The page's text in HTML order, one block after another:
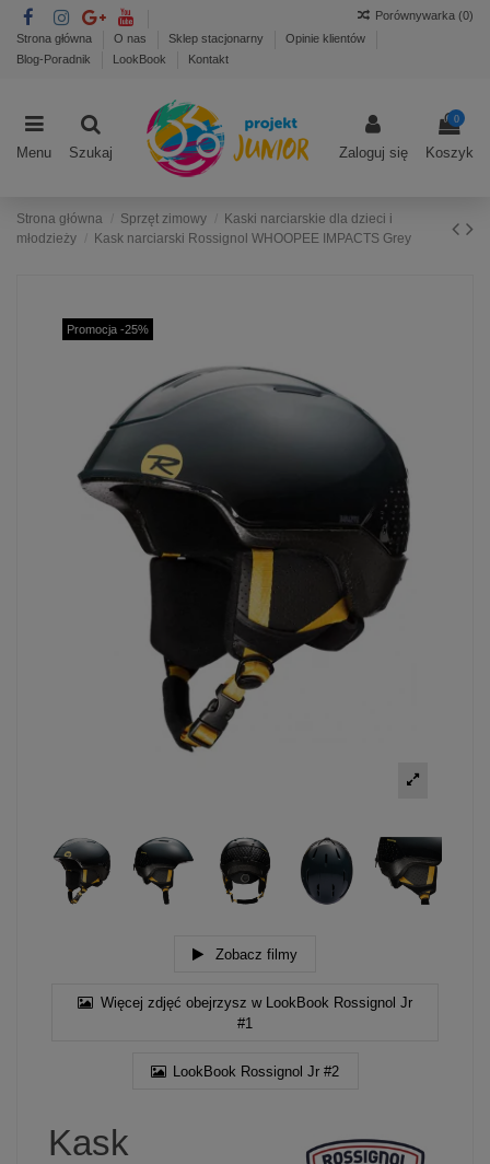
Strona główna O nas Sklep stacjonarny
Opinie klientów
Blog-Poradnik
LookBook Kontakt
Porównywarka (0)
Menu Szukaj Zaloguj się
0
Koszyk
Strona główna Sprzęt zimowy
Kaski narciarskie dla dzieci i
młodzieży
Kask narciarski Rossignol WHOOPEE IMPACTS Grey
Promocja -25%
Zobacz filmy
Więcej zdjęć obejrzysz w LookBook Rossignol Jr
#1
LookBook Rossignol Jr #2
Kask